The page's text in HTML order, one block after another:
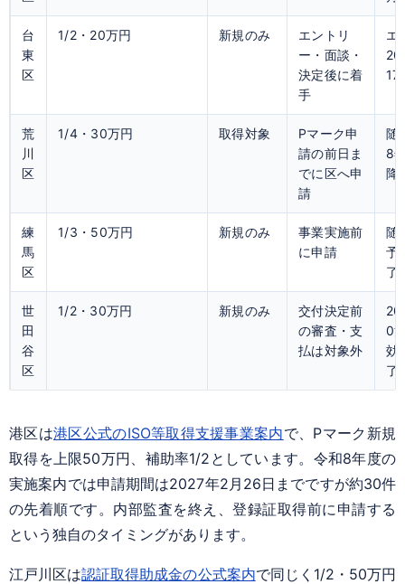
台
東
区
1/2・20万円 新規のみ
エントリ
ー・面談・
決定後に着
手
エ
17
荒
川
区
1/4・30万円 取得対象
Pマーク申
請の前日ま
でに区へ申
請
随
8
降
練
馬
区
1/3・50万円 新規のみ
事業実施前
に申請
随
予
了
世
田
谷
区
1/2・30万円 新規のみ
交付決定前
の審査・支
払は対象外
0
効
了
港区は港区公式のISO等取得支援事業案内で、Pマーク新規
取得を上限50万円、補助率1/2としています。令和8年度の
実施案内では申請期間は2027年2月26日までですが約30件
の先着順です。内部監査を終え、登録証取得前に申請する
という独自のタイミングがあります。
江戸川区は認証取得助成金の公式案内で同じく1/2・50万円